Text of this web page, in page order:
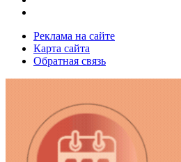
Реклама на сайте
Карта сайта
Обратная связь